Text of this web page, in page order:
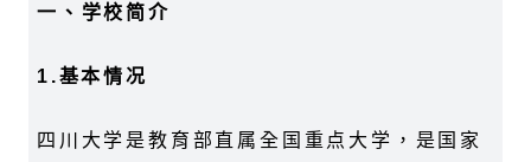
一、学校简介
1.基本情况
四川大学是教育部直属全国重点大学，是国家